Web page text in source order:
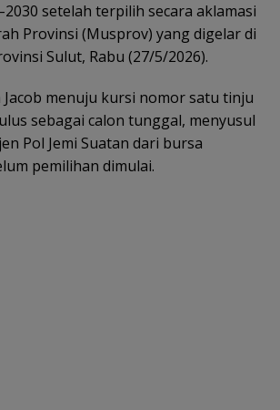
setelah terpilih secara aklamasi
Provinsi (Musprov) yang digelar di
Sulut, Rabu (27/5/2026).
menuju kursi nomor satu tinju
sebagai calon tunggal, menyusul
Pol Jemi Suatan dari bursa
pemilihan dimulai.